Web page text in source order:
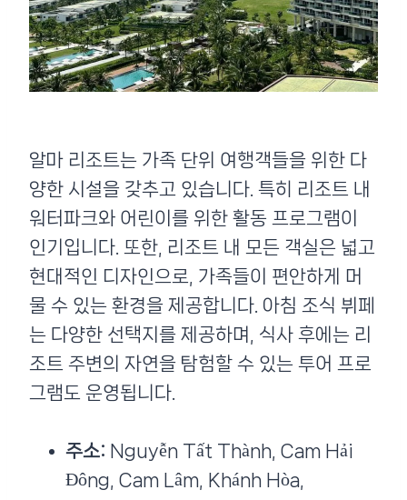
알마 리조트는 가족 단위 여행객들을 위한 다
양한 시설을 갖추고 있습니다. 특히 리조트 내
워터파크와 어린이를 위한 활동 프로그램이
인기입니다. 또한, 리조트 내 모든 객실은 넓고
현대적인 디자인으로, 가족들이 편안하게 머
물 수 있는 환경을 제공합니다. 아침 조식 뷔페
는 다양한 선택지를 제공하며, 식사 후에는 리
조트 주변의 자연을 탐험할 수 있는 투어 프로
그램도 운영됩니다.
주소: Nguyễn Tất Thành, Cam Hải
Đông, Cam Lâm, Khánh Hòa,